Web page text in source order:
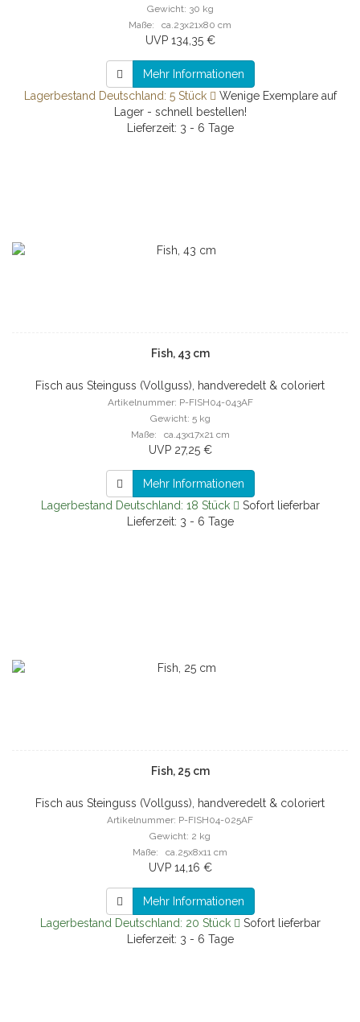
Gewicht: 30 kg
Maße: ca.23x21x80 cm
UVP 134,35 €
Mehr Informationen
Lagerbestand Deutschland: 5 Stück
Wenige Exemplare auf
Lager - schnell bestellen!
Lieferzeit: 3 - 6 Tage
Fish, 43 cm
Fisch aus Steinguss (Vollguss), handveredelt & coloriert
Artikelnummer: P-FISH04-043AF
Gewicht: 5 kg
Maße: ca.43x17x21 cm
UVP 27,25 €
Mehr Informationen
Lagerbestand Deutschland: 18 Stück
Sofort lieferbar
Lieferzeit: 3 - 6 Tage
Fish, 25 cm
Fisch aus Steinguss (Vollguss), handveredelt & coloriert
Artikelnummer: P-FISH04-025AF
Gewicht: 2 kg
Maße: ca.25x8x11 cm
UVP 14,16 €
Mehr Informationen
Lagerbestand Deutschland: 20 Stück
Sofort lieferbar
Lieferzeit: 3 - 6 Tage